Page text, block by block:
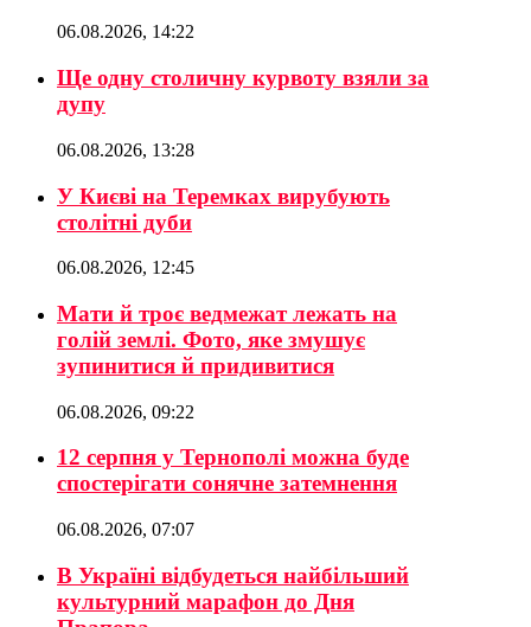
06.08.2026, 14:22
Ще одну столичну курвоту взяли за
дупу
06.08.2026, 13:28
У Києві на Теремках вирубують
столітні дуби
06.08.2026, 12:45
Мати й троє ведмежат лежать на
голій землі. Фото, яке змушує
зупинитися й придивитися
06.08.2026, 09:22
12 серпня у Тернополі можна буде
спостерігати сонячне затемнення
06.08.2026, 07:07
В Україні відбудеться найбільший
культурний марафон до Дня